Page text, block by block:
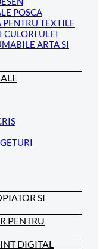
POSCA
PENTRU TEXTILE
CULORI ULEI
ARTA SI
SI
PENTRU
DIGITAL